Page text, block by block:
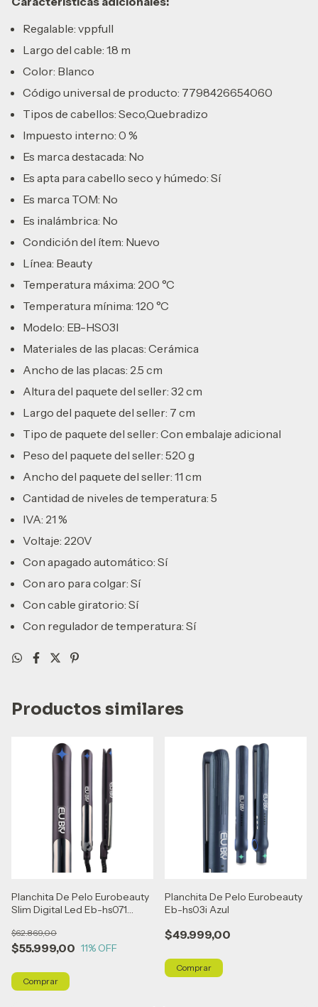
Regalable: vppfull
Largo del cable: 1.8 m
Color: Blanco
Código universal de producto: 7798426654060
Tipos de cabellos: Seco,Quebradizo
Impuesto interno: 0 %
Es marca destacada: No
Es apta para cabello seco y húmedo: Sí
Es marca TOM: No
Es inalámbrica: No
Condición del ítem: Nuevo
Línea: Beauty
Temperatura máxima: 200 °C
Temperatura mínima: 120 °C
Modelo: EB-HS03I
Materiales de las placas: Cerámica
Ancho de las placas: 2.5 cm
Altura del paquete del seller: 32 cm
Largo del paquete del seller: 7 cm
Tipo de paquete del seller: Con embalaje adicional
Peso del paquete del seller: 520 g
Ancho del paquete del seller: 11 cm
Cantidad de niveles de temperatura: 5
IVA: 21 %
Voltaje: 220V
Con apagado automático: Sí
Con aro para colgar: Sí
Con cable giratorio: Sí
Con regulador de temperatura: Sí
Productos similares
Planchita De Pelo Eurobeauty
Slim Digital Led Eb-hs071
$55.999,00
$62.869,00
11% OFF
Planchita De Pelo Eurobeauty
Eb-hs03i Azul
$49.999,00